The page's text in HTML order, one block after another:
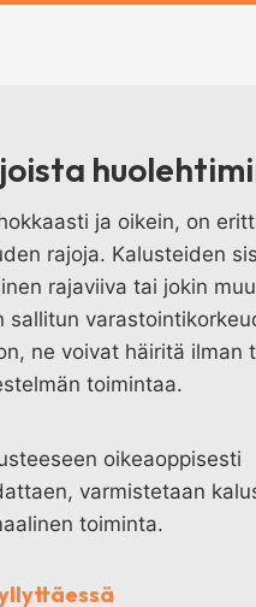
ja oikein, on
rajoja. Kalusteiden
rajaviiva tai jokin
sallitun
ne voivat häiritä ilman
toimintaa.
oikeaoppisesti
varmistetaan
toiminta.